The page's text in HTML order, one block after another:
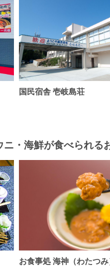
国民宿舎 壱岐島荘
・海鮮が食べられる
お食事処 海神（わたつみ